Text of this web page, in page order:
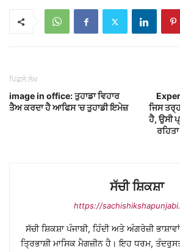
ਪਿਛਲੇ ਲੇਖ
image in office: ਤੁਹਾਡਾ ਵਿਹਾਰ
ਤੈਅ ਕਰਦਾ ਹੈ ਆਫਿਸ ‘ਚ ਤੁਹਾਡੀ ਇਮੇਜ਼
ਜਿਸ
ਹੈ, ਉਸੀ
ਸੱਚੀ ਸ਼ਿਕਸ਼ਾ
https://
ਸੱਚੀ ਸ਼ਿਕਸ਼ਾ ਪੰਜਾਬੀ, ਹਿੰਦੀ ਅਤੇ ਅੰਗਰੇਜ਼ੀ
ਤ੍ਰਿਭਾਸ਼ੀ ਮਾਸਿਕ ਮੈਗਜ਼ੀਨ ਹੈ। ਇਹ ਧਰਮ,